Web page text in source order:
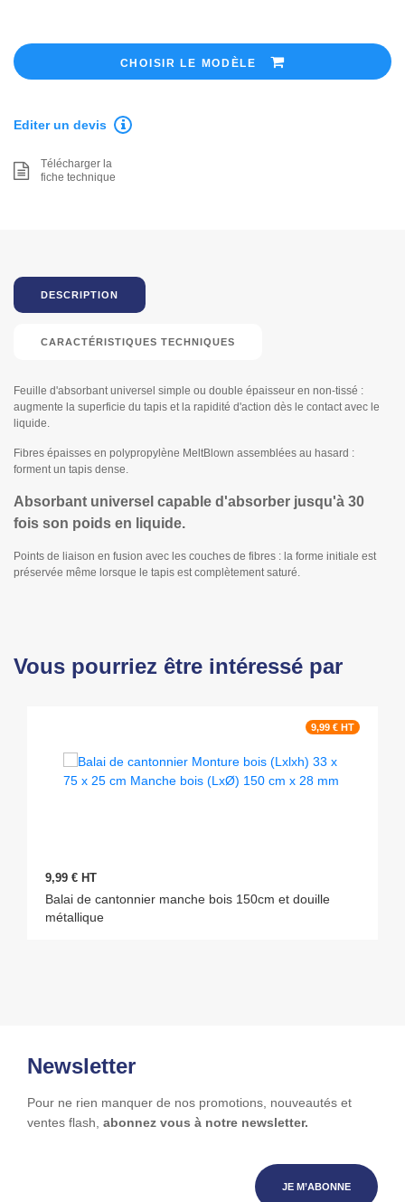
CHOISIR LE MODÈLE
Editer un devis
Télécharger la
fiche technique
DESCRIPTION
CARACTÉRISTIQUES TECHNIQUES
Feuille d'absorbant universel simple ou double épaisseur en non-tissé :
augmente la superficie du tapis et la rapidité d'action dès le contact avec le
liquide.
Fibres épaisses en polypropylène MeltBlown assemblées au hasard :
forment un tapis dense.
Absorbant universel capable d'absorber jusqu'à 30
fois son poids en liquide.
Points de liaison en fusion avec les couches de fibres : la forme initiale est
préservée même lorsque le tapis est complètement saturé.
Vous pourriez être intéressé par
9,99 € HT
9,99 € HT
Balai de cantonnier manche bois 150cm et douille
métallique
Newsletter
Pour ne rien manquer de nos promotions, nouveautés et
ventes flash, abonnez vous à notre newsletter.
JE M’ABONNE